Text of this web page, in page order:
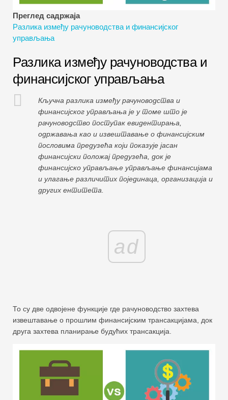
Пуни облик
Преглед садржаја
Разлика између рачуноводства и финансијског
управљања
Разлика између рачуноводства и
финансијског управљања
Кључна разлика између рачуноводства и
финансијског управљања је у томе што је
рачуноводство поступак евидентирања,
одржавања као и извештавање о финансијским
пословима предузећа који показује јасан
финансијски положај предузећа, док је
финансијско управљање управљање финансијама
и улагање различитих појединаца, организација и
других ентитета.
ad
То су две одвојене функције где рачуноводство захтева
извештавање о прошлим финансијским трансакцијама, док
друга захтева планирање будућих трансакција.